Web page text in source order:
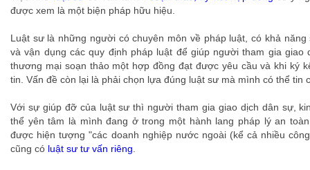
được xem là một biện pháp hữu hiệu.
Luật sư là những người có chuyên môn về pháp luật, có khả
và vận dụng các quy định pháp luật để giúp người tham gia giao
thương mại soạn thảo một hợp đồng đạt được yêu cầu và khi ký
tin. Vấn đề còn lại là phải chọn lựa đúng luật sư mà mình có thể tin
Với sự giúp đỡ của luật sư thì người tham gia giao dịch dân sự,
thể yên tâm là mình đang ở trong một hành lang pháp lý an
được hiện tượng "các doanh nghiệp nước ngoài (kể cả nhiều
cũng có luật sư tư vấn riêng